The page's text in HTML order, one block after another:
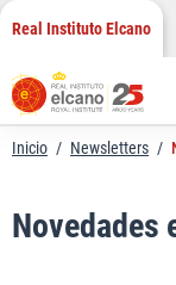
Saltar
contenido
Real Instituto Elcano
Inicio / Newsletters /
Novedades